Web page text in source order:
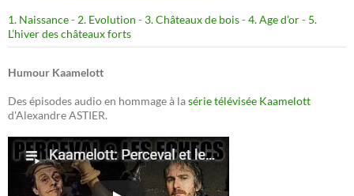
1. Naissance- 2. Evolution - 3. Châteaux de bois- 4. Age d’or- 5.
L’hiver des châteaux forts
Humour Kaamelott
Des épisodes audio en hommage à lasérie télévisée Kaamelott
d'Alexandre ASTIER.